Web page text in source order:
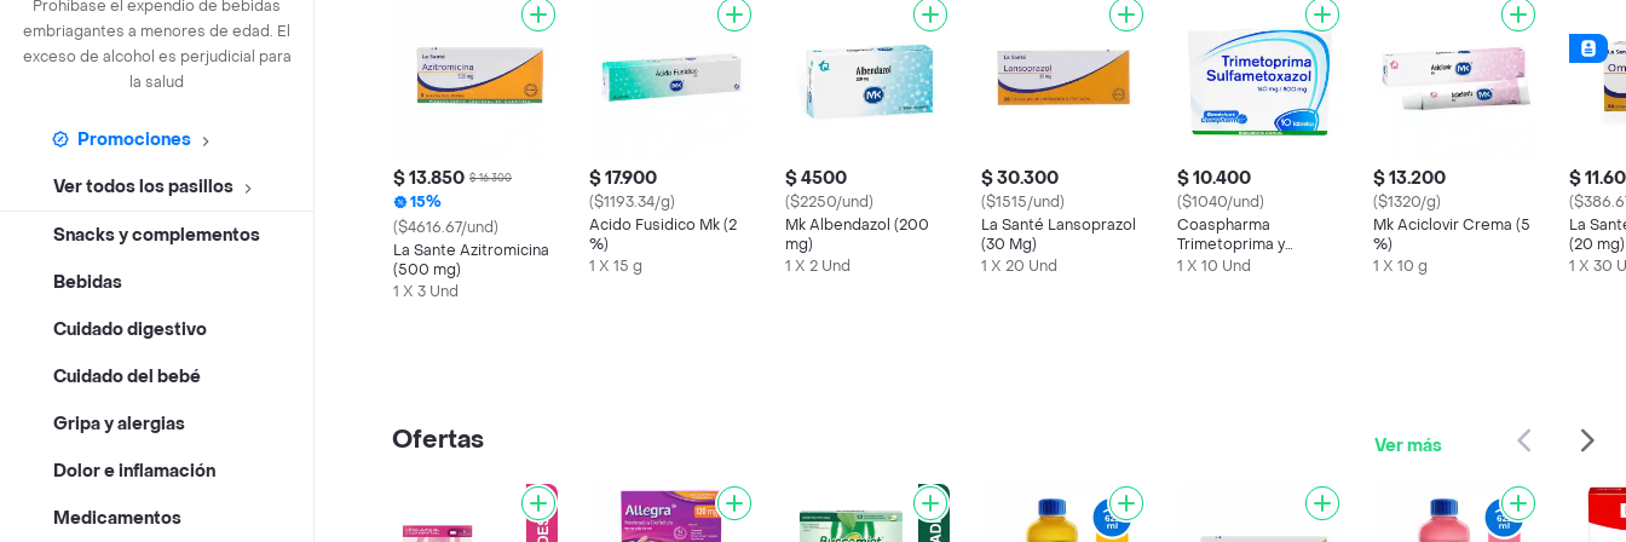
Prohíbase el expendio de bebidas
embriagantes a menores de edad. El
exceso de alcohol es perjudicial para
la salud
Promociones
Ver todos los pasillos
Snacks y complementos
Bebidas
Cuidado digestivo
Cuidado del bebé
Gripa y alergias
Dolor e inflamación
Medicamentos
$ 13.850 $ 16.300
15%
($4616.67/und)
La Sante Azitromicina
(500 mg)
1 X 3 Und
$ 17.900
($1193.34/g)
Acido Fusidico Mk (2
%)
1 X 15 g
$ 4500
($2250/und)
Mk Albendazol (200
mg)
1 X 2 Und
$ 30.300
($1515/und)
La Santé Lansoprazol
(30 Mg)
1 X 20 Und
$ 10.400
($1040/und)
Coaspharma
Trimetoprima y
Sulfametoxazol (160
1 X 10 Und
$ 13.200
($1320/g)
Mk Aciclovir Crema (5
%)
1 X 10 g
$
La
(20 mg)
1 X 30
Ofertas Ver más